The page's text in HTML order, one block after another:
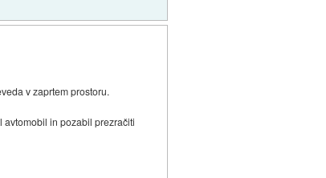
v zaprtem prostoru.
avtomobil in pozabil prezračiti